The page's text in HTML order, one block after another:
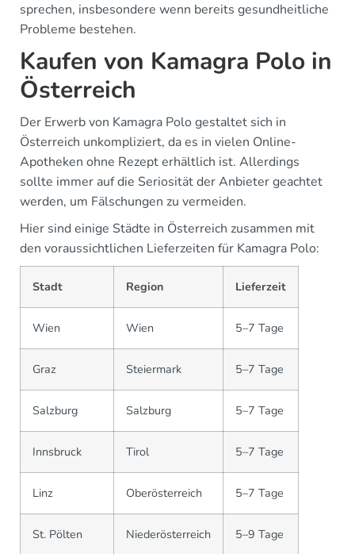
sprechen, insbesondere wenn bereits gesundheitliche
Probleme bestehen.
Kaufen von Kamagra Polo in
Österreich
Der Erwerb von Kamagra Polo gestaltet sich in
Österreich unkompliziert, da es in vielen Online-
Apotheken ohne Rezept erhältlich ist. Allerdings
sollte immer auf die Seriosität der Anbieter geachtet
werden, um Fälschungen zu vermeiden.
Hier sind einige Städte in Österreich zusammen mit
den voraussichtlichen Lieferzeiten für Kamagra Polo:
Stadt Region Lieferzeit
Wien Wien 5–7 Tage
Graz Steiermark 5–7 Tage
Salzburg Salzburg 5–7 Tage
Innsbruck Tirol 5–7 Tage
Linz Oberösterreich 5–7 Tage
St. Pölten Niederösterreich 5–9 Tage